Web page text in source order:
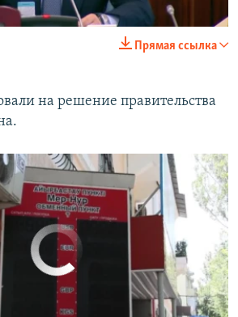
Прямая ссылка
на решение правительства
source currently available